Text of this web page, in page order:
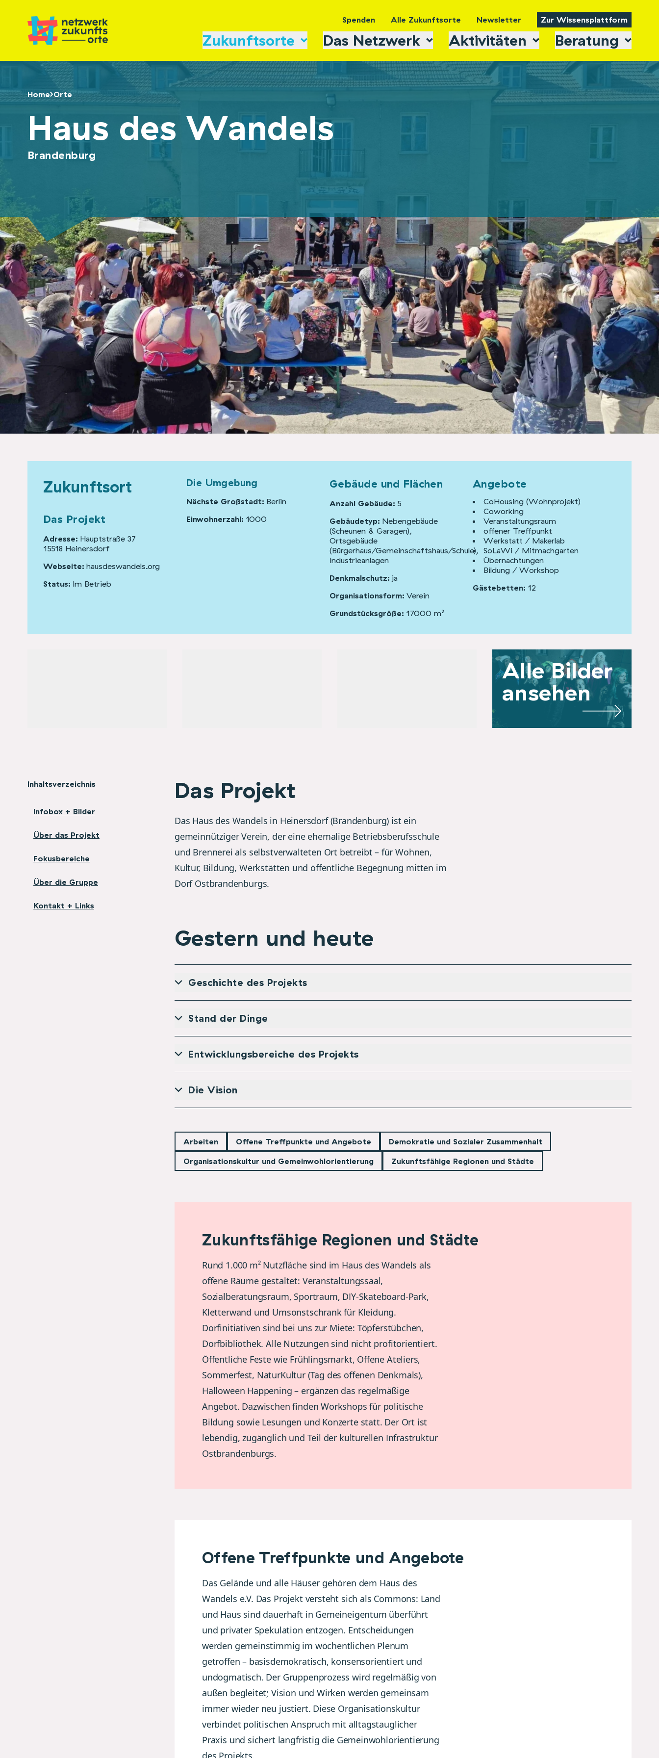
Spenden Alle Zukunftsorte Newsletter Zur Wissensplattform
Zukunftsorte Das Netzwerk Aktivitäten Beratung
Home Orte
Haus des Wandels
Brandenburg
Zukunftsort
Das Projekt
Adresse: Hauptstraße 37
15518 Heinersdorf
Webseite: hausdeswandels.org
Status: Im Betrieb
Die Umgebung
Nächste Großstadt: Berlin
Einwohnerzahl: 1000
Gebäude und Flächen
Anzahl Gebäude: 5
Gebäudetyp: Nebengebäude
(Scheunen & Garagen),
Ortsgebäude
(Bürgerhaus/Gemeinschaftshaus/Schule),
Industrieanlagen
Denkmalschutz: ja
Organisationsform: Verein
Grundstücksgröße: 17000 m²
Angebote
CoHousing (Wohnprojekt)
Coworking
Veranstaltungsraum
offener Treffpunkt
Werkstatt / Makerlab
SoLaWi / Mitmachgarten
Übernachtungen
Bildung / Workshop
Gästebetten: 12
Alle Bilder
ansehen
Inhaltsverzeichnis
Infobox + Bilder
Über das Projekt
Fokusbereiche
Über die Gruppe
Kontakt + Links
Das Projekt
Das Haus des Wandels in Heinersdorf (Brandenburg) ist ein
gemeinnütziger Verein, der eine ehemalige Betriebsberufsschule
und Brennerei als selbstverwalteten Ort betreibt – für Wohnen,
Kultur, Bildung, Werkstätten und öffentliche Begegnung mitten im
Dorf Ostbrandenburgs.
Gestern und heute
Geschichte des Projekts
Stand der Dinge
Entwicklungsbereiche des Projekts
Die Vision
Arbeiten Offene Treffpunkte und Angebote
Demokratie und Sozialer Zusammenhalt
Organisationskultur und Gemeinwohlorientierung
Zukunftsfähige Regionen und Städte
Zukunftsfähige Regionen und Städte
Rund 1.000 m² Nutzfläche sind im Haus des Wandels als
offene Räume gestaltet: Veranstaltungssaal,
Sozialberatungsraum, Sportraum, DIY-Skateboard-Park,
Kletterwand und Umsonstschrank für Kleidung.
Dorfinitiativen sind bei uns zur Miete: Töpferstübchen,
Dorfbibliothek. Alle Nutzungen sind nicht profitorientiert.
Öffentliche Feste wie Frühlingsmarkt, Offene Ateliers,
Sommerfest, NaturKultur (Tag des offenen Denkmals),
Halloween Happening – ergänzen das regelmäßige
Angebot. Dazwischen finden Workshops für politische
Bildung sowie Lesungen und Konzerte statt. Der Ort ist
lebendig, zugänglich und Teil der kulturellen Infrastruktur
Ostbrandenburgs.
Offene Treffpunkte und Angebote
Das Gelände und alle Häuser gehören dem Haus des
Wandels e.V. Das Projekt versteht sich als Commons: Land
und Haus sind dauerhaft in Gemeineigentum überführt
und privater Spekulation entzogen. Entscheidungen
werden gemeinstimmig im wöchentlichen Plenum
getroffen – basisdemokratisch, konsensorientiert und
undogmatisch. Der Gruppenprozess wird regelmäßig von
außen begleitet; Vision und Wirken werden gemeinsam
immer wieder neu justiert. Diese Organisationskultur
verbindet politischen Anspruch mit alltagstauglicher
Praxis und sichert langfristig die Gemeinwohlorientierung
des Projekts.